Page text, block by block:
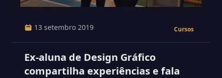
13 setembro 2019 Cursos
Ex-aluna de Design Gráfico
compartilha experiências e fala